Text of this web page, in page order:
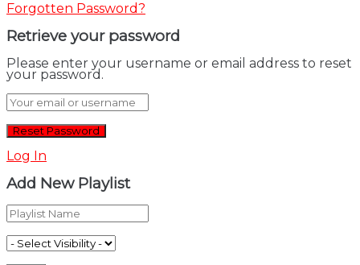
Forgotten Password?
Retrieve your password
Please enter your username or email address to reset
your password.
Log In
Add New Playlist